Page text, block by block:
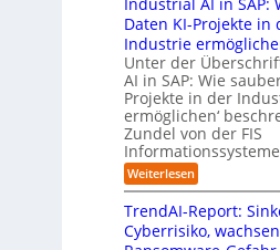
i
s
i
e
r
u
n
g
s
E
c
o
y
s
t
e
m
v
o
n
s
t
w
e
i
t
e
r
s
t
r
a
u
e
n
g
e
g
e
n
ü
r
s
h
l
f
t
b
e
i
d
e
r
Daten KI-Projekte in
Industrie
Unter der
AI in SAP: Wie
Projekte in der
ermöglichen‘
Zundel von der FIS
Weiterlesen:
I
n
d
u
TrendAI-Report:
Cyberrisiko,